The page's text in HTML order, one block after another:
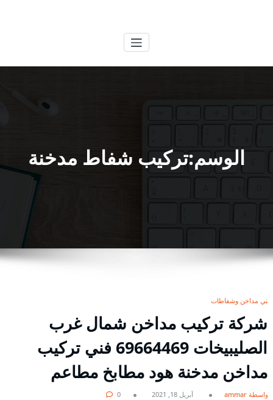
الوسم:تركيب شفاط مدخنة
فني مداخن وشفاطات
شركة تركيب مداخن شمال غرب
الصليبيخات 69664469 فني تركيب
مداخن مدخنة هود مطابخ مطاعم
بواسطة ammar أبريل 18, 2021 0